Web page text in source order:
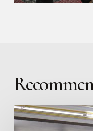
Kelas
Tafsir